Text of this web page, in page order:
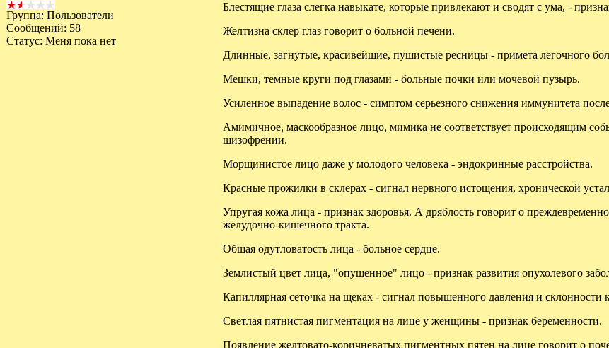
Группа: Пользователи
Сообщений: 58
Статус: Меня пока нет
Блестящие глаза слегка навыкате, которые привлекают и сводят с ума, -
Желтизна склер глаз говорит о больной печени.
Длинные, загнутые, красивейшие, пушистые ресницы - примета легочного
Мешки, темные круги под глазами - больные почки или мочевой пузырь.
Усиленное выпадение волос - симптом серьезного снижения иммунитета
Амимичное, маскообразное лицо, мимика не соответствует происходящим
шизофрении.
Морщинистое лицо даже у молодого человека - эндокринные расстройства.
Красные прожилки в склерах - сигнал нервного истощения, хронической
Упругая кожа лица - признак здоровья. А дряблость говорит о
желудочно-кишечного тракта.
Общая одутловатость лица - больное сердце.
Землистый цвет лица, "опущенное" лицо - признак развития опухолевого
Капиллярная сеточка на щеках - сигнал повышенного давления и склонности
Светлая пятнистая пигментация на лице у женщины - признак беременности.
Появление желтовато-коричневатых пигментных пятен на лице говорит о